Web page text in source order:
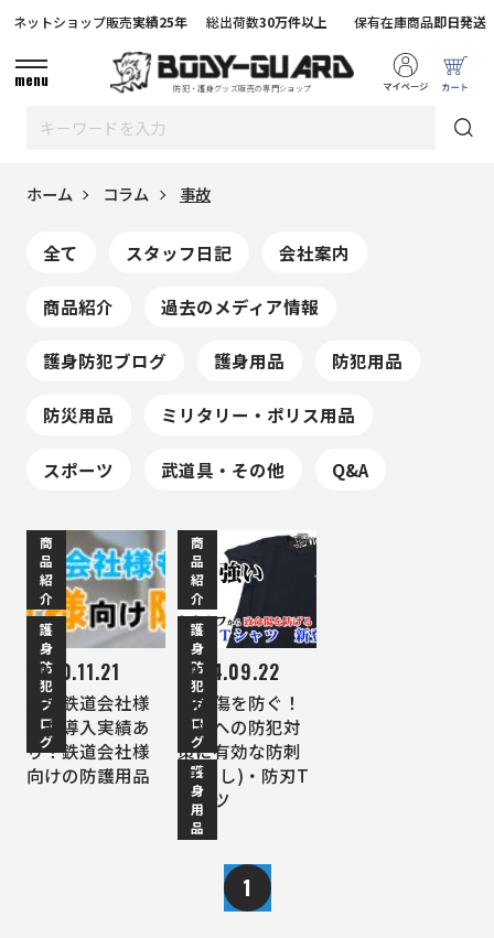
防犯・護身グッズ販売の専門ショップ
ネットショップ販売実績25年 総出荷数30万件以上 保有在庫商品即日発送
menu
ホーム コラム 事故
全て スタッフ日記 会社案内
商品紹介 過去のメディア情報
護身防犯ブログ 護身用品 防犯用品
防災用品 ミリタリー・ポリス用品
スポーツ 武道具・その他 Q&A
商
品
紹
介
護
身
防
犯
ブ
ロ
グ
2020.11.21
大手鉄道会社様
にも導入実績あ
り！鉄道会社様
向けの防護用品
商
品
紹
介
護
身
防
犯
ブ
ロ
グ
護
身
用
品
2024.09.22
致命傷を防ぐ！
刃物への防犯対
策に有効な防刺
(ぼうし)・防刃T
シャツ
1